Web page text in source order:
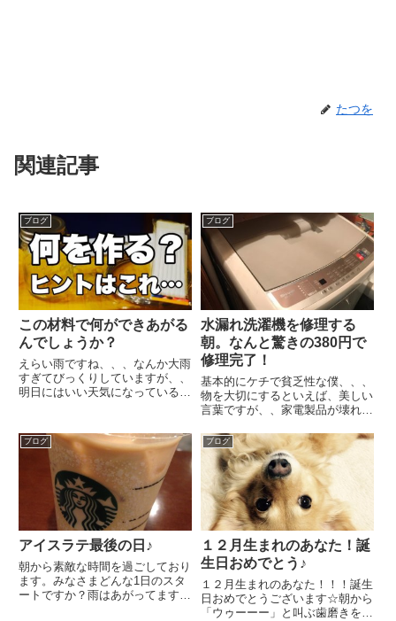
たつを
関連記事
ブログ
この材料で何ができあがる
んでしょうか？
えらい雨ですね、、、なんか大雨
すぎてびっくりしていますが、、
明日にはいい天気になっていると
プと割り箸が物凄いスピードでな
くなっていくので。。。買い足し
ました。突然ですが、クイ
ズ！！...
ブログ
水漏れ洗濯機を修理する
朝。なんと驚きの380円で
修理完了！
基本的にケチで貧乏性な僕、、、
物を大切にするといえば、美しい
言葉ですが、、家電製品が壊れた
でバラしてみて、修理しようとし
てみます。捨てるのはそれからで
も遅くない。以前、テレビを修理
した時も開けて埃を取り除いた
だ...
ブログ
アイスラテ最後の日♪
朝から素敵な時間を過ごしており
ます。みなさまどんな1日のスタ
ートですか？雨はあがってます
ブログ
１２月生まれのあなた！誕
生日おめでとう♪
１２月生まれのあなた！！！誕生
日おめでとうございます☆朝から
「ウゥーーー」と叫ぶ歯磨きを終